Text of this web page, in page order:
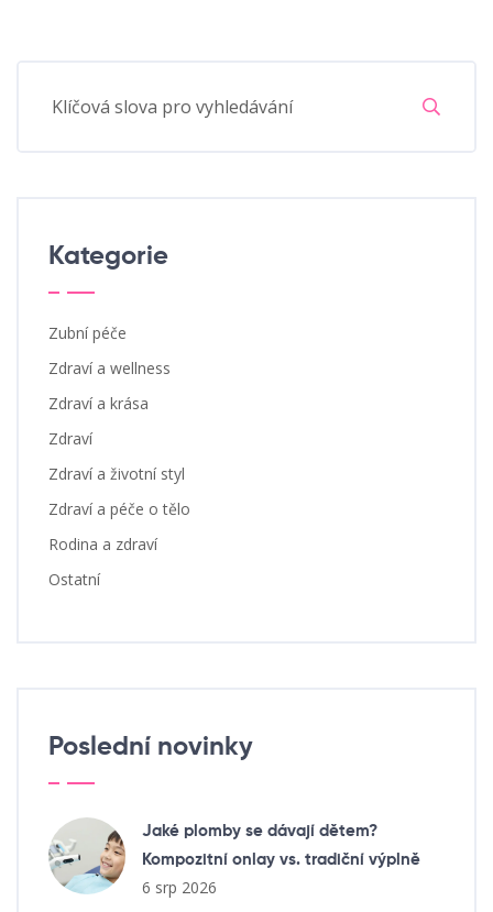
Kategorie
Zubní péče
Zdraví a wellness
Zdraví a krása
Zdraví
Zdraví a životní styl
Zdraví a péče o tělo
Rodina a zdraví
Ostatní
Poslední novinky
Jaké plomby se dávají dětem?
Kompozitní onlay vs. tradiční výplně
6 srp 2026